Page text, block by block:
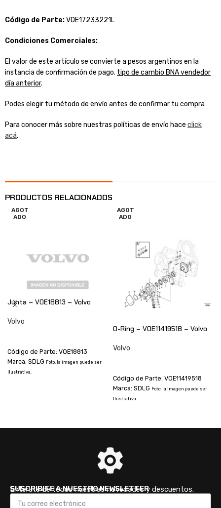
Código de Parte:VOE17233221L
Condiciones Comerciales:
El valor de este artículo se convierte a pesos argentinos en la
instancia de confirmación de pago. tipo de cambio BNA vendedor
día anterior.
Podes elegir tu método de envío antes de confirmar tu compra
Para conocer más sobre nuestras políticas de envío hace click
acá.
PRODUCTOS RELACIONADOS
AGOT
ADO
Junta – VOE18813 – Volvo
Volvo
Código de Parte: VOE18813
Marca: SDLG Foto: la imagen puede ser
Ilustrativa.
AGOT
ADO
O-Ring – VOE11419518 – Volvo
Volvo
Código de Parte: VOE11419518
Marca: SDLG Foto: la imagen puede ser
Ilustrativa.
SUSCRIBITE A NUESTRO NEWSLETTER
Enterate de todas nuestras novedades y descuentos.